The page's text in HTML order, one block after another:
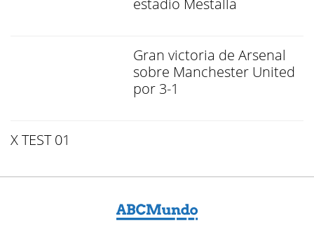
estadio Mestalla
Gran victoria de Arsenal
sobre Manchester United
por 3-1
X TEST 01